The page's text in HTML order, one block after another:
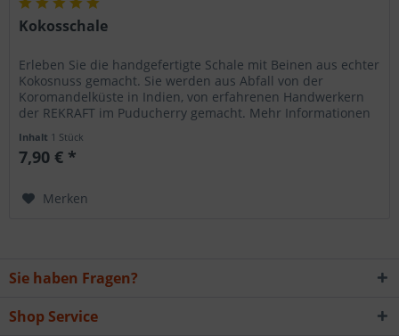
Kokosschale
Erleben Sie die handgefertigte Schale mit Beinen aus echter
Kokosnuss gemacht. Sie werden aus Abfall von der
Koromandelküste in Indien, von erfahrenen Handwerkern
der REKRAFT im Puducherry gemacht. Mehr Informationen
Inhalt 1 Stück
7,90 € *
Merken
Sie haben Fragen?
Shop Service